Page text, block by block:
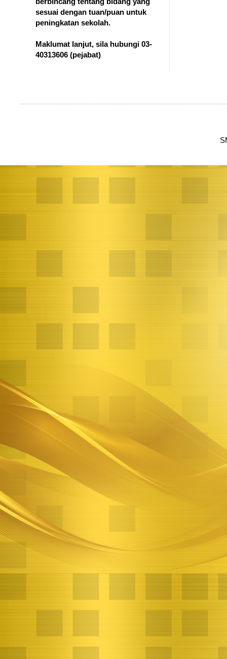
sesuai dengan tuan/puan untuk
peningkatan sekolah.
Maklumat lanjut, sila hubungi 03-
40313606 (pejabat)